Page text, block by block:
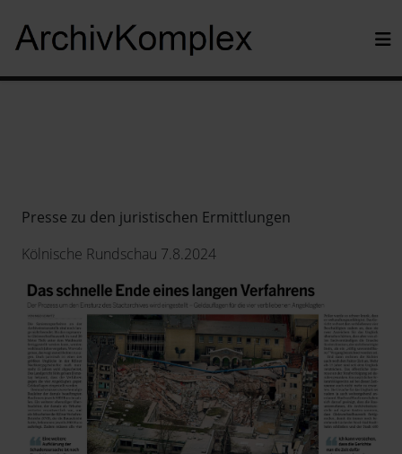
Presse zu den juristischen Ermittlungen
Kölnische Rundschau 7.8.2024